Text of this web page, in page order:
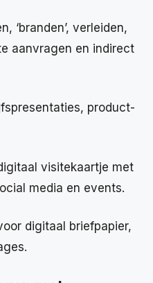
‘branden’, verleiden,
aanvragen en indirect
product-
visitekaartje met
media en events.
digitaal briefpapier,